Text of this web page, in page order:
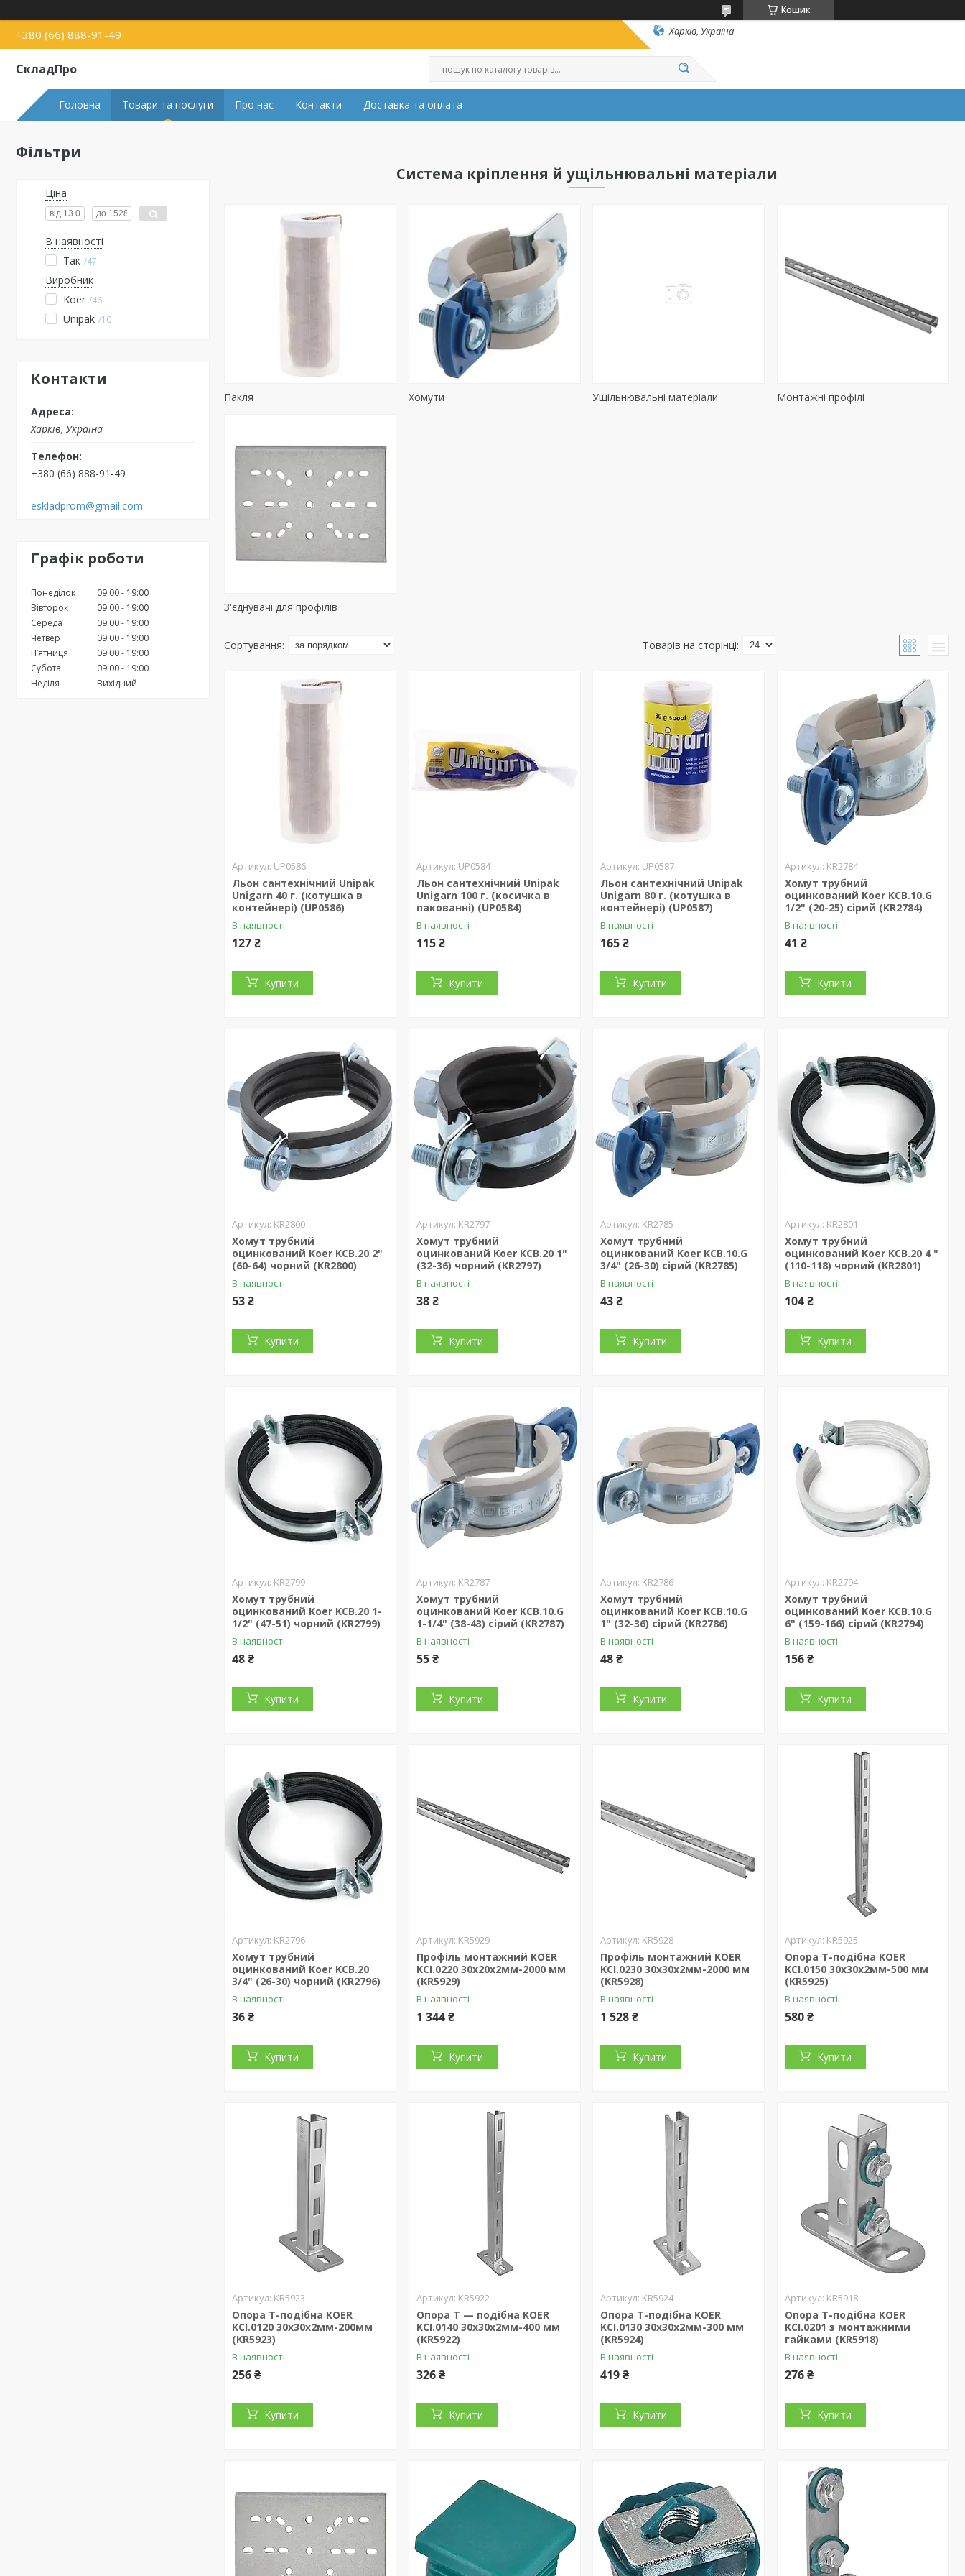
Кошик
+380 (66) 888-91-49 Харків, Україна
СкладПро
Головна Товари та послуги Про нас Контакти Доставка та оплата
Фільтри
Ціна
В наявності
Так 47
Виробник
Koer 46
Unipak 10
Контакти
Харків, Україна
+380 (66) 888-91-49
eskladprom@gmail.com
Графік роботи
Понеділок 09:00
19:00
Вівторок
09:00
19:00
Середа
09:00
19:00
Четвер
09:00
19:00
Пʼятниця
09:00
19:00
Субота
09:00
19:00
Неділя
Вихідний
Система кріплення й ущільнювальні матеріали
Пакля Хомути Ущільнювальні матеріали Монтажні профілі
З'єднувачі для профілів
UP0586
Льон сантехнічний Unipak
Unigarn 40 г. (котушка в
контейнері) (UP0586)
В наявності
127 ₴
Купити
UP0584
Льон сантехнічний Unipak
Unigarn 100 г. (косичка в
пакованні) (UP0584)
В наявності
115 ₴
Купити
UP0587
Льон сантехнічний Unipak
Unigarn 80 г. (котушка в
контейнері) (UP0587)
В наявності
165 ₴
Купити
KR2784
Хомут трубний
оцинкований Koer KCB.10.G
1/2" (20-25) сірий (KR2784)
В наявності
41 ₴
Купити
KR2800
Хомут трубний
оцинкований Koer KCB.20 2"
(60-64) чорний (KR2800)
В наявності
53 ₴
Купити
KR2797
Хомут трубний
оцинкований Koer KCB.20 1"
(32-36) чорний (KR2797)
В наявності
38 ₴
Купити
KR2785
Хомут трубний
оцинкований Koer KCB.10.G
3/4" (26-30) сірий (KR2785)
В наявності
43 ₴
Купити
KR2801
Хомут трубний
оцинкований Koer KCB.20 4 "
(110-118) чорний (KR2801)
В наявності
104 ₴
Купити
KR2799
Хомут трубний
оцинкований Koer KCB.20 1-
1/2" (47-51) чорний (KR2799)
В наявності
48 ₴
Купити
KR2787
Хомут трубний
оцинкований Koer KCB.10.G
1-1/4" (38-43) сірий (KR2787)
В наявності
55 ₴
Купити
KR2786
Хомут трубний
оцинкований Koer KCB.10.G
1" (32-36) сірий (KR2786)
В наявності
48 ₴
Купити
KR2794
Хомут трубний
оцинкований Koer KCB.10.G
6" (159-166) сірий (KR2794)
В наявності
156 ₴
Купити
KR2796
Хомут трубний
оцинкований Koer KCB.20
3/4" (26-30) чорний (KR2796)
В наявності
36 ₴
Купити
KR5929
Профіль монтажний KOER
KCI.0220 30x20x2мм-2000 мм
(KR5929)
В наявності
1 344 ₴
Купити
KR5928
Профіль монтажний KOER
KCI.0230 30x30x2мм-2000 мм
(KR5928)
В наявності
1 528 ₴
Купити
KR5925
Опора Т-подібна KOER
KCI.0150 30x30x2мм-500 мм
(KR5925)
В наявності
580 ₴
Купити
KR5923
Опора Т-подібна KOER
KCI.0120 30x30x2мм-200мм
(KR5923)
В наявності
256 ₴
Купити
KR5922
Опора Т — подібна KOER
KCI.0140 30x30x2мм-400 мм
(KR5922)
В наявності
326 ₴
Купити
KR5924
Опора Т-подібна KOER
KCI.0130 30x30x2мм-300 мм
(KR5924)
В наявності
419 ₴
Купити
KR5918
Опора Т-подібна KOER
KCI.0201 з монтажними
гайками (KR5918)
В наявності
276 ₴
Купити